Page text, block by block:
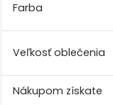
Farba
Veľkosť oblečenia
Nákupom získate